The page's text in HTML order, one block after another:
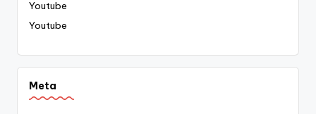
Youtube
Youtube
Meta